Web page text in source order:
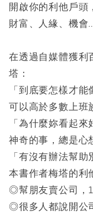
開啟你的利他戶頭
財富、人緣、機會
在透過自媒體獲利
塔：
「到底要怎樣才
可以高於多數上班
「為什麼妳看起
神奇的事，總是心
「有沒有辦法幫
本書作者梅塔的利
◎幫朋友賣公司，
◎很多人都說開公